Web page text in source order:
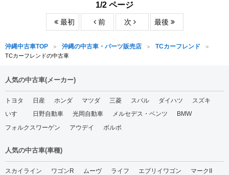
1/2 ページ
最初 前 次 最後
沖縄中古車TOP 沖縄の中古車・パーツ販売店 TCカーフレンド
TCカーフレンドの中古車
人気の中古車(メーカー)
トヨタ 日産 ホンダ マツダ 三菱 スバル ダイハツ
スズキ
いすゞ
日野自動車 光岡自動車 メルセデス・ベンツ
BMW
フォルクスワーゲン
アウデイ ボルボ
人気の中古車(車種)
スカイライン ワゴンR ムーヴ ライフ エブリイワゴン
マークII